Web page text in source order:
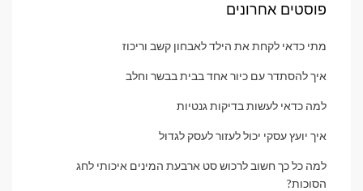
פוסטים אחרונים
מתי כדאי לקחת את הילד לאבחון קשב וריכוז
איך להסתדר עם כיור אחד בבית בבשר וחלב
למה כדאי לעשות בדיקות גנטיות
איך יועץ עסקי יכול לעזור לעסק לגדול
למה כל כך חשוב לרכוש סט ארבעת המינים איכותי לחג
הסוכות?